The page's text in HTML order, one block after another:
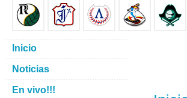
Inicio
Noticias
En vivo!!!